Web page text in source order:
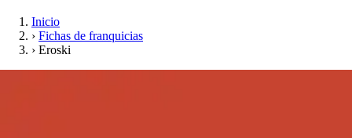
Inicio
› Fichas de franquicias
› Eroski